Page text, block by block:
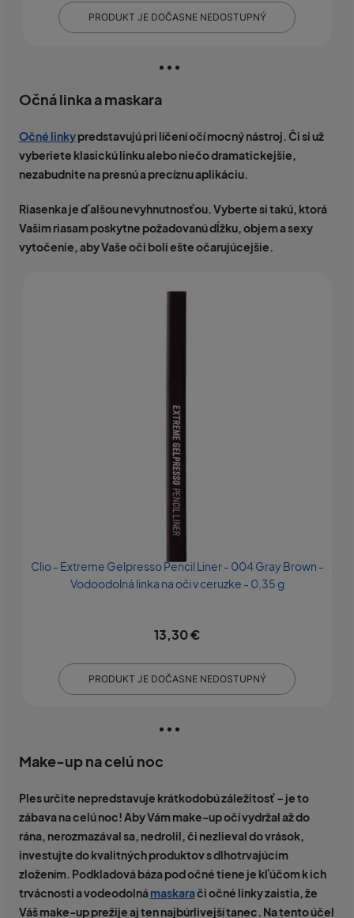
PRODUKT JE DOČASNE NEDOSTUPNÝ
Očná linka a maskara
Očné linkypredstavujú pri líčení očí mocný nástroj. Či si už
vyberiete klasickú linku alebo niečo dramatickejšie,
nezabudnite na presnú a precíznu aplikáciu.
Riasenka je ďalšou nevyhnutnosťou. Vyberte si takú, ktorá
Vašim riasam poskytne požadovanú dĺžku, objem a sexy
vytočenie, aby Vaše oči boli ešte očarujúcejšie.
Clio - Extreme Gelpresso Pencil Liner - 004 Gray Brown -
Vodoodolná linka na oči v ceruzke - 0,35 g
13,30 €
PRODUKT JE DOČASNE NEDOSTUPNÝ
Make-up na celú noc
Ples určite nepredstavuje krátkodobú záležitosť – je to
zábava na celú noc! Aby Vám make-up očí vydržal až do
rána, nerozmazával sa, nedrolil, či nezlieval do vrások,
investujte do kvalitných produktov s dlhotrvajúcim
zložením. Podkladová báza pod očné tiene je kľúčom k ich
trvácnosti a vodeodolnámaskarači očné linky zaistia, že
Váš make-up prežije aj ten najbúrlivejší tanec. Na tento účel